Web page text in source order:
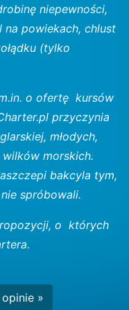
niepewności,
na powiekach, chlust
(tylko
o ofertę kursów
przyczynia
młodych,
morskich.
bakcyla tym,
spróbowali.
o których
»